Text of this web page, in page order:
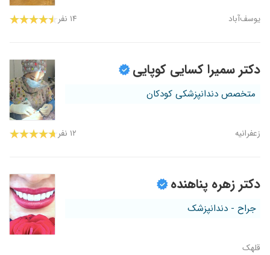
یوسف‌آباد ۱۴ نفر
دکتر سمیرا کسایی کوپایی
متخصص دندانپزشکی کودکان
زعفرانیه ۱۲ نفر
دکتر زهره پناهنده
جراح - دندانپزشک
قلهک